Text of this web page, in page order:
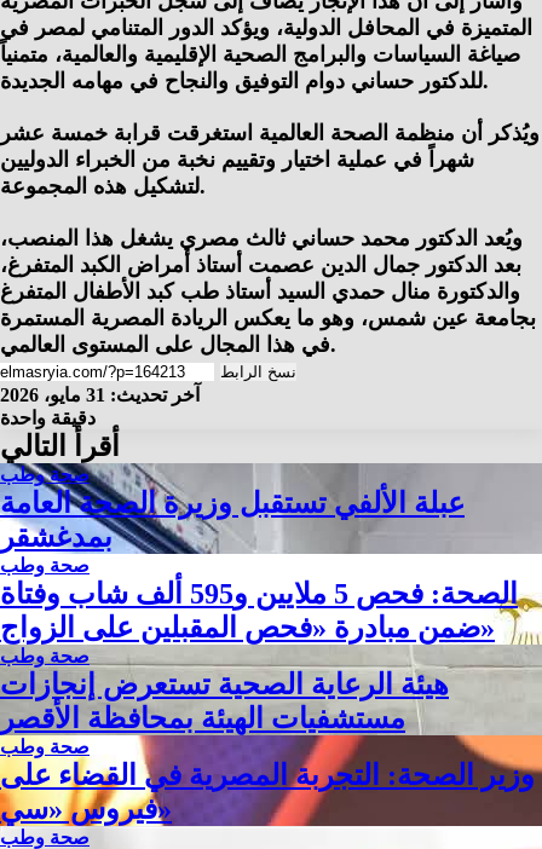
المتميزة في المحافل الدولية، ويؤكد الدور المتنامي لمصر في
صياغة السياسات والبرامج الصحية الإقليمية والعالمية، متمنياً
للدكتور حساني دوام التوفيق والنجاح في مهامه الجديدة.
ويُذكر أن منظمة الصحة العالمية استغرقت قرابة خمسة عشر
شهراً في عملية اختيار وتقييم نخبة من الخبراء الدوليين
لتشكيل هذه المجموعة.
ويُعد الدكتور محمد حساني ثالث مصري يشغل هذا المنصب،
بعد الدكتور جمال الدين عصمت أستاذ أمراض الكبد المتفرغ،
والدكتورة منال حمدي السيد أستاذ طب كبد الأطفال المتفرغ
بجامعة عين شمس، وهو ما يعكس الريادة المصرية المستمرة
في هذا المجال على المستوى العالمي.
نسخ الرابط
آخر تحديث: 31 مايو، 2026
دقيقة واحدة
أقرأ التالي
صحة وطب
عبلة الألفي تستقبل وزيرة الصحة العامة
بمدغشقر
صحة وطب
الصحة: فحص 5 ملايين و595 ألف شاب وفتاة
ضمن مبادرة «فحص المقبلين على الزواج»
صحة وطب
هيئة الرعاية الصحية تستعرض إنجازات
مستشفيات الهيئة بمحافظة الأقصر
صحة وطب
وزير الصحة: التجربة المصرية في القضاء على
فيروس «سي»
صحة وطب